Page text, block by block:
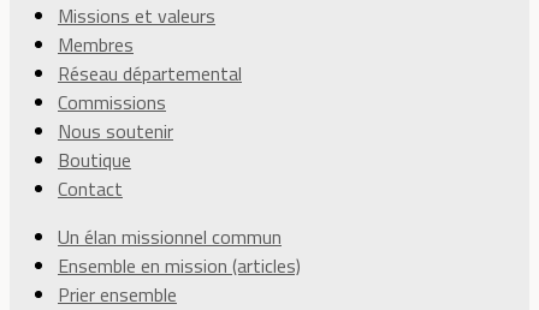
Missions et valeurs
Membres
Réseau départemental
Commissions
Nous soutenir
Boutique
Contact
Un élan missionnel commun
Ensemble en mission (articles)
Prier ensemble